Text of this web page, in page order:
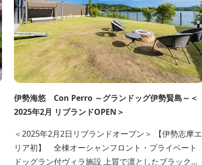
伊勢海悠 Con Perro ～グランドッグ伊勢賢島～＜
2025年2月 リブランドOPEN＞
＜2025年2月2日リブランドオープン＞ 【伊勢志摩エ
リア初】 全棟オーシャンフロント・プライベート
ドッグラン付ヴィラ施設 上質で凛としたブラックカ